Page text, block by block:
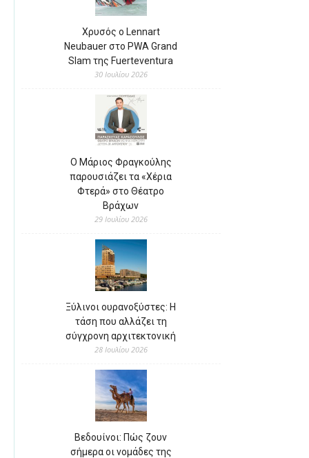
Χρυσός ο Lennart
Neubauer στο PWA Grand
Slam της Fuerteventura
30 Ιουλίου 2026
Ο Μάριος Φραγκούλης
παρουσιάζει τα «Χέρια
Φτερά» στο Θέατρο
Βράχων
29 Ιουλίου 2026
Ξύλινοι ουρανοξύστες: Η
τάση που αλλάζει τη
σύγχρονη αρχιτεκτονική
28 Ιουλίου 2026
Βεδουίνοι: Πώς ζουν
σήμερα οι νομάδες της